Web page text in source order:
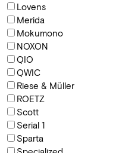
Lovens
Merida
Mokumono
NOXON
QIO
QWIC
Riese & Müller
ROETZ
Scott
Serial 1
Sparta